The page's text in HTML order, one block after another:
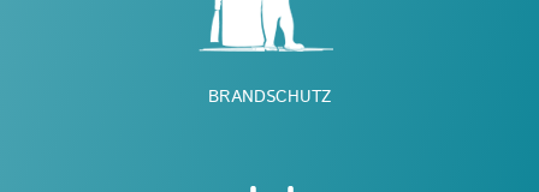
BRANDSCHUTZ